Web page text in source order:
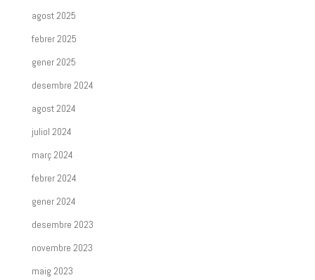
agost 2025
febrer 2025
gener 2025
desembre 2024
agost 2024
juliol 2024
març 2024
febrer 2024
gener 2024
desembre 2023
novembre 2023
maig 2023